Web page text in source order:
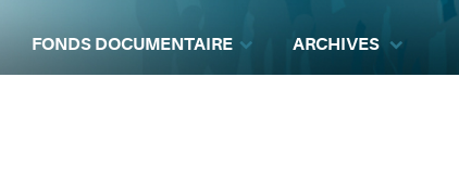
FONDS DOCUMENTAIRE ARCHIVES